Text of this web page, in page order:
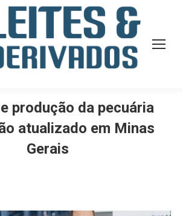
produção da pecuária
atualizado em Minas
Gerais